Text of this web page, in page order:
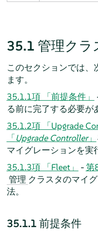
35.1 管理クラ
このセクションでは、
ます。
35.1.1項 「前提条件」
る前に完了する必要が
35.1.2項 「Upgrade
「Upgrade Controller」
マイグレーションを実
35.1.3項 「Fleet」
-第
管理 クラスタのマイ
法。
35.1.1 前提条件